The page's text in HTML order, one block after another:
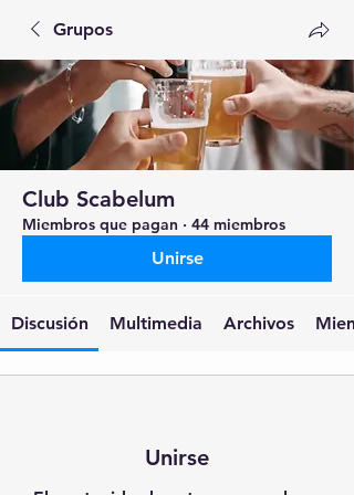
Grupos
Club Scabelum
Miembros que pagan · 44 miembros
Unirse
Discusión Multimedia Archivos
Unirse